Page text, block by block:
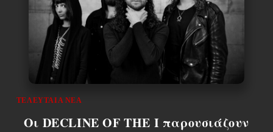
ΤΕΛΕΥΤΑΊΑ ΝΈΑ
Οι DECLINE OF THE I παρουσιάζουν